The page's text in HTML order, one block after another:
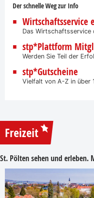
Der schnelle Weg zur Info
Wirtschaftsservice
Das Wirtschaftsservice
stp*Plattform
Werden Sie Teil der
stp*Gutscheine
Vielfalt von A-Z in über
Freizeit
St. Pölten sehen und erleben.